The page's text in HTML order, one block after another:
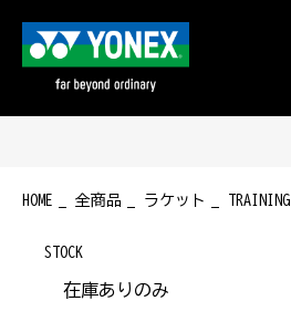
HOME 全商品 ラケット TRAINING
STOCK
在庫ありのみ